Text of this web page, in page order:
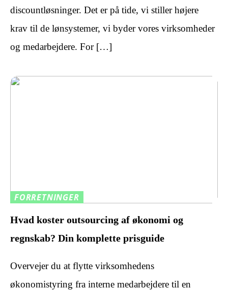
discountløsninger. Det er på tide, vi stiller højere
krav til de lønsystemer, vi byder vores virksomheder
og medarbejdere. For […]
FORRETNINGER
Hvad koster outsourcing af økonomi og
regnskab? Din komplette prisguide
Overvejer du at flytte virksomhedens
økonomistyring fra interne medarbejdere til en